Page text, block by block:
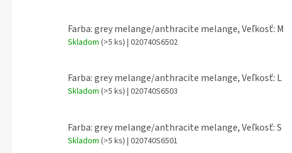
Farba: grey melange/anthracite melange, Veľkosť: M
Skladom (>5 ks) | 020740S6502
Farba: grey melange/anthracite melange, Veľkosť: L
Skladom (>5 ks) | 020740S6503
Farba: grey melange/anthracite melange, Veľkosť: S
Skladom (>5 ks) | 020740S6501